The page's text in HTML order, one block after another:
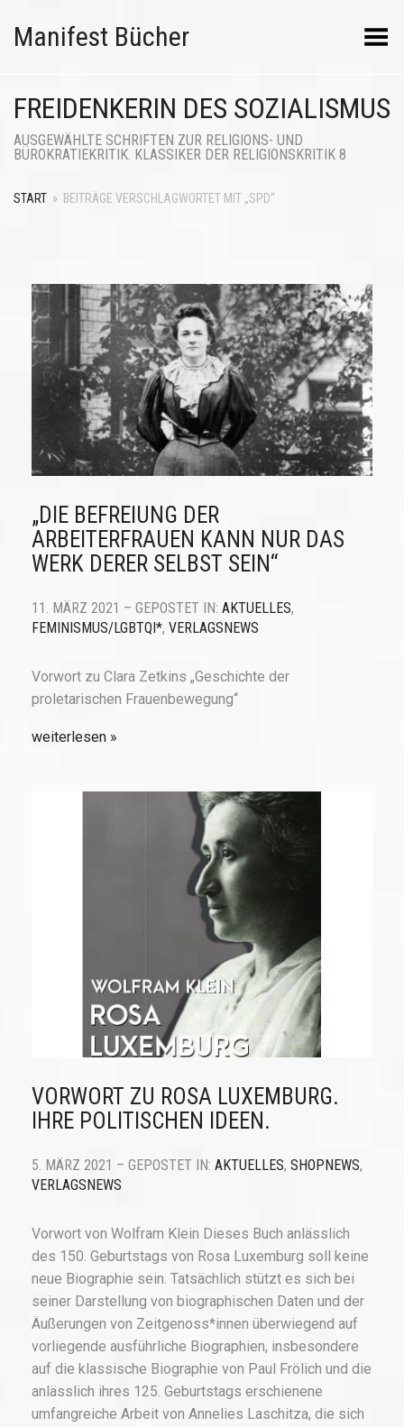
Manifest Bücher Menü umschalten
FREIDENKERIN DES SOZIALISMUS
AUSGEWÄHLTE SCHRIFTEN ZUR RELIGIONS- UND
BÜROKRATIEKRITIK. KLASSIKER DER RELIGIONSKRITIK 8
START » BEITRÄGE VERSCHLAGWORTET MIT „SPD“
„DIE BEFREIUNG DER
ARBEITERFRAUEN KANN NUR DAS
WERK DERER SELBST SEIN“
11. MÄRZ 2021 – GEPOSTET IN: AKTUELLES,
FEMINISMUS/LGBTQI*, VERLAGSNEWS
Vorwort zu Clara Zetkins „Geschichte der
proletarischen Frauenbewegung“
weiterlesen
VORWORT ZU ROSA LUXEMBURG.
IHRE POLITISCHEN IDEEN.
5. MÄRZ 2021 – GEPOSTET IN: AKTUELLES, SHOPNEWS,
VERLAGSNEWS
Vorwort von Wolfram Klein Dieses Buch anlässlich
des 150. Geburtstags von Rosa Luxemburg soll keine
neue Biographie sein. Tatsächlich stützt es sich bei
seiner Darstellung von biographischen Daten und der
Äußerungen von Zeitgenoss*innen überwiegend auf
vorliegende ausführliche Biographien, insbesondere
auf die klassische Biographie von Paul Frölich und die
anlässlich ihres 125. Geburtstags erschienene
umfangreiche Arbeit von Annelies Laschitza, die sich